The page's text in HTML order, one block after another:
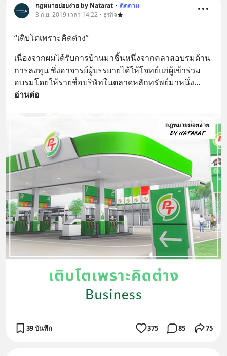
กฎหมายย่อยง่าย by Natarat • ติดตาม
3 ก.ย. 2019 เวลา 14:22 • ธุรกิจ
“เติบโตเพราะคิดต่าง”
เนื่องจากผมได้รับการบ้านมาชิ้นหนึ่งจากคลาสอบรมด้าน
การลงทุน ซึ่งอาจารย์ผู้บรรยายได้ให้โจทย์แก่ผู้เข้าร่วม
อบรมโดยให้รายชื่อบริษัทในตลาดหลักทรัพย์มาหนึ่ง
อ่านต่อ
39 บันทึก 375 85 75